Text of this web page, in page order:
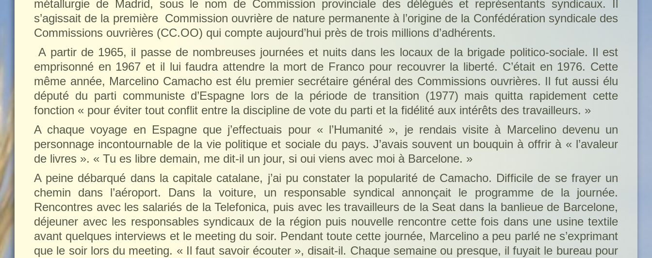
métallurgie de Madrid, sous le nom de Commission provinciale des délégués et représentants syndicaux. Il
s’agissait de la première Commission ouvrière de nature permanente à l’origine de la Confédération syndicale des
Commissions ouvrières (CC.OO) qui compte aujourd’hui près de trois millions d’adhérents.
A partir de 1965, il passe de nombreuses journées et nuits dans les locaux de la brigade politico-sociale. Il est
emprisonné en 1967 et il lui faudra attendre la mort de Franco pour recouvrer la liberté. C’était en 1976. Cette
même année, Marcelino Camacho est élu premier secrétaire général des Commissions ouvrières. Il fut aussi élu
député du parti communiste d’Espagne lors de la période de transition (1977) mais quitta rapidement cette
fonction « pour éviter tout conflit entre la discipline de vote du parti et la fidélité aux intérêts des travailleurs. »
A chaque voyage en Espagne que j’effectuais pour « l’Humanité », je rendais visite à Marcelino devenu un
personnage incontournable de la vie politique et sociale du pays. J’avais souvent un bouquin à offrir à « l’avaleur
de livres ». « Tu es libre demain, me dit-il un jour, si oui viens avec moi à Barcelone. »
A peine débarqué dans la capitale catalane, j’ai pu constater la popularité de Camacho. Difficile de se frayer un
chemin dans l’aéroport. Dans la voiture, un responsable syndical annonçait le programme de la journée.
Rencontres avec les salariés de la Telefonica, puis avec les travailleurs de la Seat dans la banlieue de Barcelone,
déjeuner avec les responsables syndicaux de la région puis nouvelle rencontre cette fois dans une usine textile
avant quelques interviews et le meeting du soir. Pendant toute cette journée, Marcelino a peu parlé ne s’exprimant
que le soir lors du meeting. « Il faut savoir écouter », disait-il. Chaque semaine ou presque, il fuyait le bureau pour